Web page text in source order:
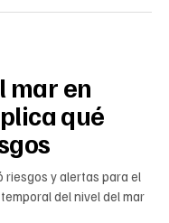
mar en
qué
riesgos y alertas para el
del nivel del mar